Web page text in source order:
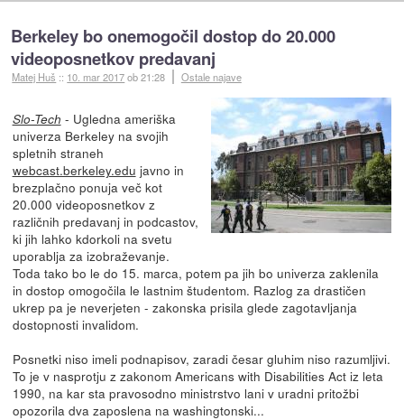
Berkeley bo onemogočil dostop do 20.000
videoposnetkov predavanj
Matej Huš :: 10. mar 2017ob 21:28 Ostale najave
Slo-Tech - Ugledna ameriška
univerza Berkeley na svojih
spletnih straneh
webcast.berkeley.edu javno in
brezplačno ponuja več kot
20.000 videoposnetkov z
različnih predavanj in podcastov,
ki jih lahko kdorkoli na svetu
uporablja za izobraževanje.
Toda tako bo le do 15. marca, potem pa jih bo univerza zaklenila
in dostop omogočila le lastnim študentom. Razlog za drastičen
ukrep pa je neverjeten - zakonska prisila glede zagotavljanja
dostopnosti invalidom.
Posnetki niso imeli podnapisov, zaradi česar gluhim niso razumljivi.
To je v nasprotju z zakonom Americans with Disabilities Act iz leta
1990, na kar sta pravosodno ministrstvo lani v uradni pritožbi
opozorila dva zaposlena na washingtonski...